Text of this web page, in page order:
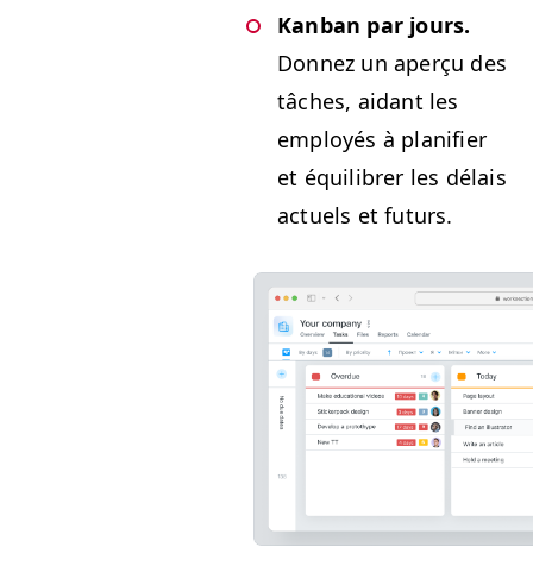
Kan­ban par jours.
Don­nez un aperçu des
tâch­es, aidant les
employés à plan­i­fi­er
et équili­br­er les délais
actuels et futurs.